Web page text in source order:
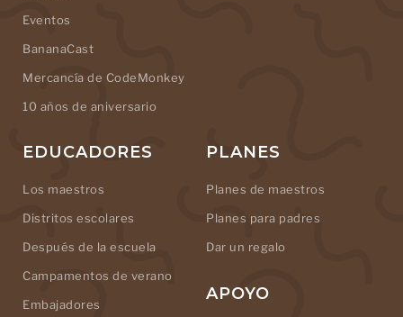
Eventos
BananaCast
Mercancía de CodeMonkey
10 años de aniversario
EDUCADORES
Los maestros
Distritos escolares
Después de la escuela
Campamentos de verano
Embajadores
PLANES
Planes de maestros
Planes para padres
Dar un regalo
APOYO